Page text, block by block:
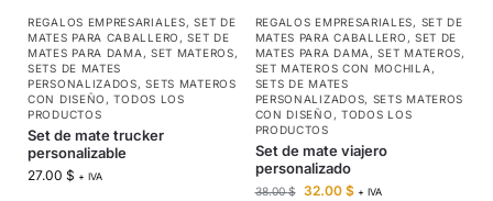
REGALOS EMPRESARIALES,SET DE
MATES PARA CABALLERO ,SET DE
MATES PARA DAMA , SET MATEROS,
SETS DE MATES
PERSONALIZADOS,SETS MATEROS
CON DISEÑO ,TODOS LOS
PRODUCTOS
Set de mate trucker
personalizable
27.00 $ + IVA
REGALOS EMPRESARIALES, SET DE
MATES PARA CABALLERO , SET DE
MATES PARA DAMA ,SET MATEROS,
SET MATEROS CON MOCHILA ,
SETS DE MATES
PERSONALIZADOS, SETS MATEROS
CON DISEÑO , TODOS LOS
PRODUCTOS
Set de mate viajero
personalizado
38.00$ 32.00 $ + IVA